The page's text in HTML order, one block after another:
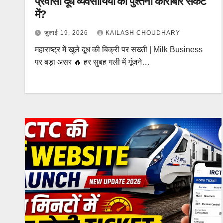
में?
जुलाई 19, 2026 KAILASH CHOUDHARY
महाराष्ट्र में खुले दूध की बिक्री पर सख्ती | Milk Business
पर बड़ा असर 🔥 हर सुबह गली में गूंजने…
Rajasthan Rain
Alert: राजस्थान में
भारी बारिश का Alert
kailash choudhary जुलाई 24, 2026